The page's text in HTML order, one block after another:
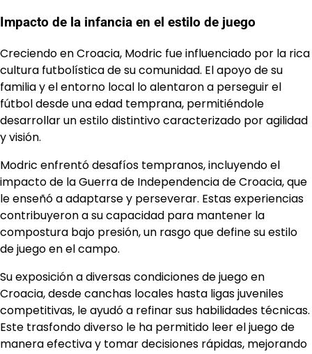
Impacto de la infancia en el estilo de juego
Creciendo en Croacia, Modric fue influenciado por la rica
cultura futbolística de su comunidad. El apoyo de su
familia y el entorno local lo alentaron a perseguir el
fútbol desde una edad temprana, permitiéndole
desarrollar un estilo distintivo caracterizado por agilidad
y visión.
Modric enfrentó desafíos tempranos, incluyendo el
impacto de la Guerra de Independencia de Croacia, que
le enseñó a adaptarse y perseverar. Estas experiencias
contribuyeron a su capacidad para mantener la
compostura bajo presión, un rasgo que define su estilo
de juego en el campo.
Su exposición a diversas condiciones de juego en
Croacia, desde canchas locales hasta ligas juveniles
competitivas, le ayudó a refinar sus habilidades técnicas.
Este trasfondo diverso le ha permitido leer el juego de
manera efectiva y tomar decisiones rápidas, mejorando